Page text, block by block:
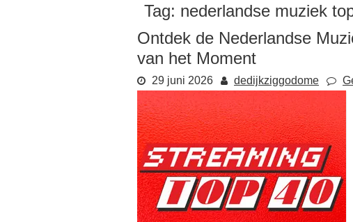
Tag: nederlandse muziek
Ontdek de Nederlandse
van het Moment
29 juni 2026 dedijkziggodome